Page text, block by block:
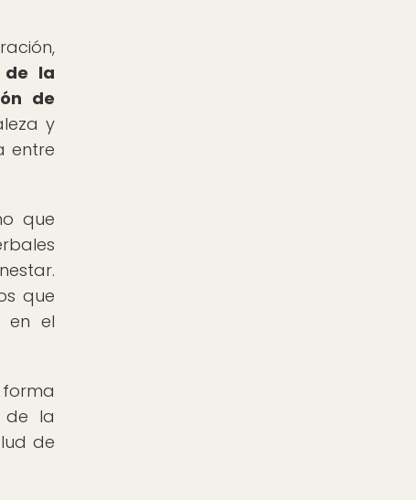
de la
de
y
entre
que
que
en el
de la
de